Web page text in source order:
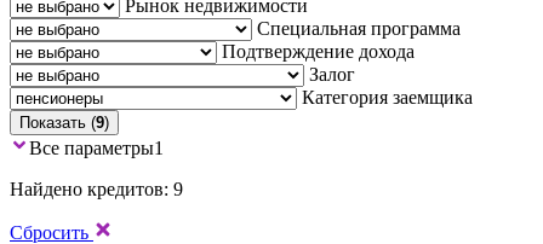
Рынок недвижимости
Специальная программа
Подтверждение дохода
Залог
Категория заемщика
Показать (9)
Все параметры1
Найдено кредитов: 9
Сбросить